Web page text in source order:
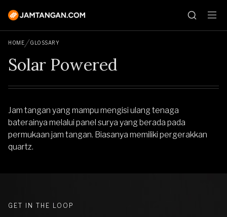
HOME GLOSSARY
Solar Powered
Jam tangan yang mampu mengisi ulang tenaga
baterainya melalui panel surya yang berada pada
permukaan jam tangan. Biasanya memiliki pergerakkan
quartz.
GET IN THE LOOP